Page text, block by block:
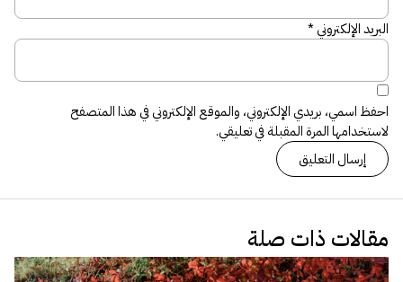
البريد الإلكتروني*
احفظ اسمي، بريدي الإلكتروني، والموقع الإلكتروني في هذا المتصفح
لاستخدامها المرة المقبلة في تعليقي.
مقالات ذات صلة